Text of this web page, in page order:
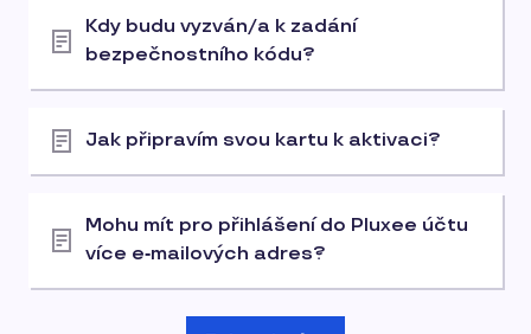
Kdy budu vyzván/a k zadání
bezpečnostního kódu?
Jak připravím svou kartu k aktivaci?
Mohu mít pro přihlášení do Pluxee účtu
více e‑mailových adres?